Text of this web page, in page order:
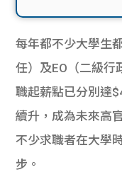
每年都不少大學生
任）及EO（二級行
職起薪點已分別達
續升，成為未來高
不少求職者在大學
步。